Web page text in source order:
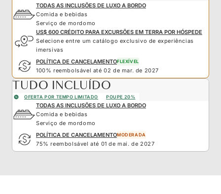
TODAS AS INCLUSÕES DE LUXO A BORDO
Comida e bebidas
Serviço de mordomo
US$ 600 CRÉDITO PARA EXCURSÕES EM TERRA POR HÓSPEDE
Selecione entre um catálogo exclusivo de experiências
imersivas
POLÍTICA DE CANCELAMENTOFLEXÍVEL
100% reembolsável até 02 de mar. de 2027
TUDO INCLUÍDO
OFERTA POR TEMPO LIMITADO POUPE 20%
TODAS AS INCLUSÕES DE LUXO A BORDO
Comida e bebidas
Serviço de mordomo
POLÍTICA DE CANCELAMENTOMODERADA
75% reembolsável até 01 de mai. de 2027